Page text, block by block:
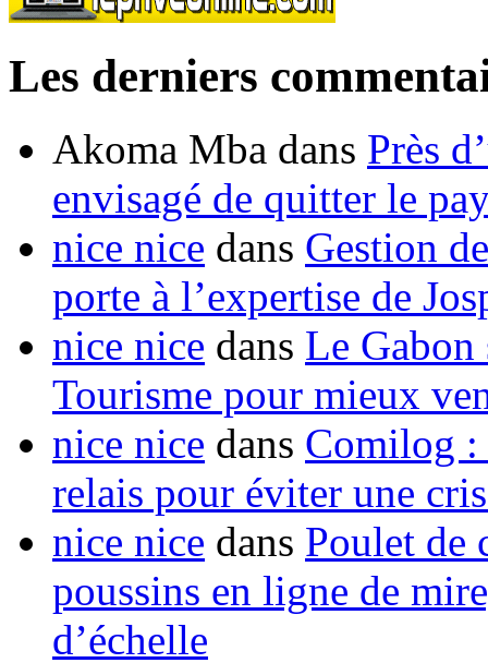
Les derniers
Akoma Mba dans Près
envisagé de quitter le
nice nice dans Gestion
porte à l’expertise de
nice nice dans Le Gabon
Tourisme pour mieux
nice nice dans Comilog :
relais pour éviter une
nice nice dans Poulet de
poussins en ligne de
d’échelle